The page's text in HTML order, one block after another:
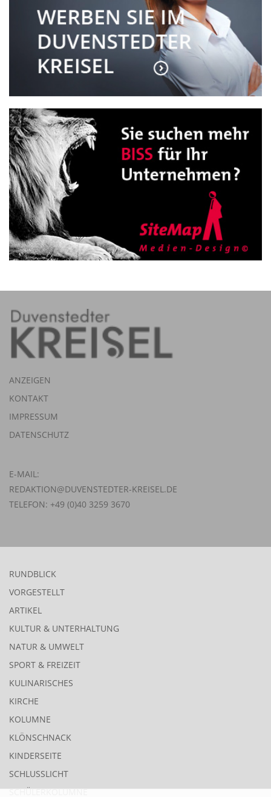
ANZEIGEN
KONTAKT
IMPRESSUM
DATENSCHUTZ
E-MAIL:
REDAKTION@DUVENSTEDTER-KREISEL.DE
TELEFON: +49 (0)40 3259 3670
RUNDBLICK
VORGESTELLT
ARTIKEL
KULTUR & UNTERHALTUNG
NATUR & UMWELT
SPORT & FREIZEIT
KULINARISCHES
KIRCHE
KOLUMNE
KLÖNSCHNACK
KINDERSEITE
SCHLUSSLICHT
SCHÜLERKOLUMNE